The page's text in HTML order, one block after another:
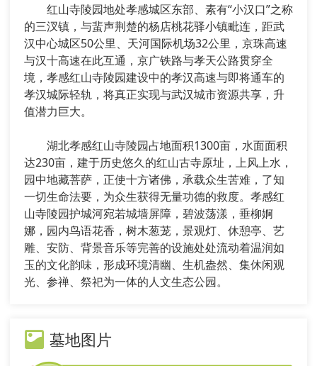
红山寺陵园地处孝感城区东部、素有“小汉口”之称
的三汊镇，与蜚声荆楚的杨店桃花驿小镇毗连，距武
汉中心城区50公里、天河国际机场32公里，京珠高速
与汉十高速在此互通，京广铁路与孝天公路贯穿全
境，孝感红山寺陵园建设中的孝汉高速与即将通车的
孝汉城际轻轨，将真正实现与武汉城市资源共享，升
值潜力巨大。
湖北孝感红山寺陵园占地面积1300亩，水面面积
达230亩，建于历史悠久的红山古寺原址，上风上水，
园中地藏菩萨，正使十方诸佛，承载众生苦难，了知
一切生命法要，为众生获得无量功德的救度。孝感红
山寺陵园护城河宛若城墙屏障，碧波荡漾，垂柳婀
娜，园内鸟语花香，树木葱茏，景观灯、休憩亭、艺
雕、安防、背景音乐等完善的设施处处流动着温润如
玉的文化韵味，形成环境清幽、生机盎然、集休闲观
光、参禅、祭祀为一体的人文生态公园。
墓地图片